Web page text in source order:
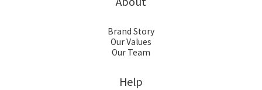
Brand Story
Our Values
Our Team
Help